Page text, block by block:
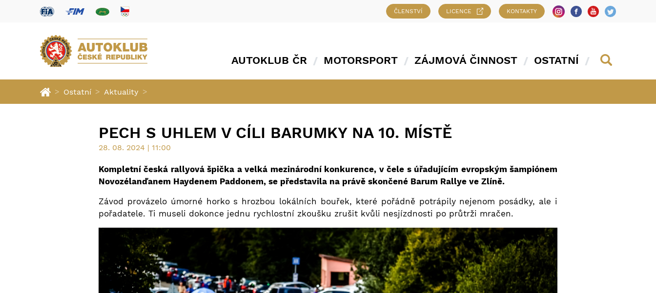
ČLENSTVÍ LICENCE KONTAKTY
AUTOKLUB ČR MOTORSPORT ZÁJMOVÁ ČINNOST OSTATNÍ
> Ostatní > Aktuality >
PECH S UHLEM V CÍLI BARUMKY NA 10. MÍSTĚ
28. 08. 2024 | 11:00
Kompletní česká rallyová špička a velká mezinárodní konkurence, v čele s úřadujícím evropským šampiónem
Novozélanďanem Haydenem Paddonem, se představila na právě skončené Barum Rallye ve Zlíně.
Závod provázelo úmorné horko s hrozbou lokálních bouřek, které pořádně potrápily nejenom posádky, ale i
pořadatele. Ti museli dokonce jednu rychlostní zkoušku zrušit kvůli nesjízdnosti po průtrži mračen.